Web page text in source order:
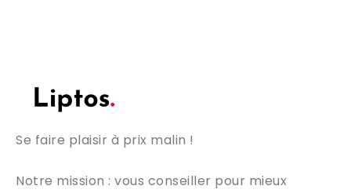
Se faire plaisir à prix malin !
Notre mission : vous conseiller pour mieux